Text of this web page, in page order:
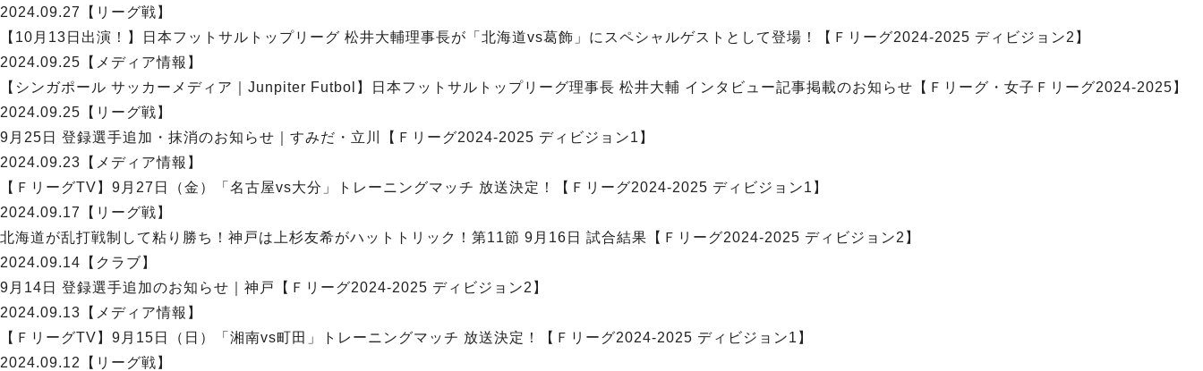
2024.09.27
【リーグ戦】
【10月13日出演！】日本フットサルトップリーグ 松井大輔理事長が「北海道vs葛飾」にスペシャルゲストとして登場！【Ｆリーグ2024-2025 ディビジョン2】
2024.09.25 【メディア情報】
【シンガポール サッカーメディア｜Junpiter Futbol】日本フットサルトップリーグ理事長 松井大輔 インタビュー記事掲載のお知らせ【Ｆリーグ・女子Ｆリーグ2024-2025】
2024.09.25 【リーグ戦】
9月25日 登録選手追加・抹消のお知らせ｜すみだ・立川【Ｆリーグ2024-2025 ディビジョン1】
2024.09.23 【メディア情報】
【ＦリーグTV】9月27日（金）「名古屋vs大分」トレーニングマッチ 放送決定！【Ｆリーグ2024-2025 ディビジョン1】
2024.09.17
【リーグ戦】
北海道が乱打戦制して粘り勝ち！神戸は上杉友希がハットトリック！第11節 9月16日 試合結果【Ｆリーグ2024-2025 ディビジョン2】
2024.09.14 【クラブ】
9月14日 登録選手追加のお知らせ｜神戸【Ｆリーグ2024-2025 ディビジョン2】
2024.09.13 【メディア情報】
【ＦリーグTV】9月15日（日）「湘南vs町田」トレーニングマッチ 放送決定！【Ｆリーグ2024-2025 ディビジョン1】
2024.09.12
【リーグ戦】